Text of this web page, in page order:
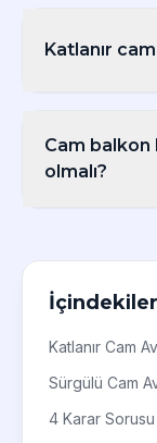
edilir; tam
Katlanır
katlanır cam
Cam balkon
olmalı?
tasarımına
İçindekiler
Katlanır Cam
Sürgülü Cam
4 Karar Sorusu